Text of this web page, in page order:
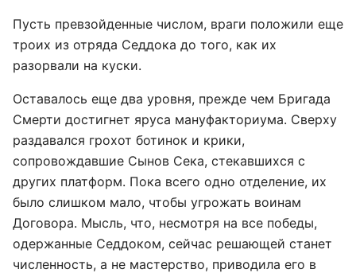
Пусть превзойденные числом, враги положили еще
троих из отряда Седдока до того, как их
разорвали на куски.
Оставалось еще два уровня, прежде чем Бригада
Смерти достигнет яруса мануфакториума. Сверху
раздавался грохот ботинок и крики,
сопровождавшие Сынов Сека, стекавшихся с
других платформ. Пока всего одно отделение, их
было слишком мало, чтобы угрожать воинам
Договора. Мысль, что, несмотря на все победы,
одержанные Седдоком, сейчас решающей станет
численность, а не мастерство, приводила его в